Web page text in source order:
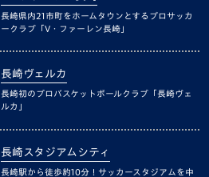
長崎県内21市町をホームタウンとするプロサッカ
ークラブ「V・ファーレン長崎」
長崎ヴェルカ
長崎初のプロバスケットボールクラブ「長崎ヴェ
ルカ」
長崎スタジアムシティ
長崎駅から徒歩約10分！サッカースタジアムを中